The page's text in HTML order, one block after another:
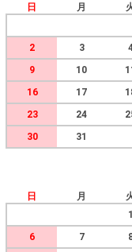
日 月
2
3
9
10
16
17
23
24
30
31
日 月
1
6
7